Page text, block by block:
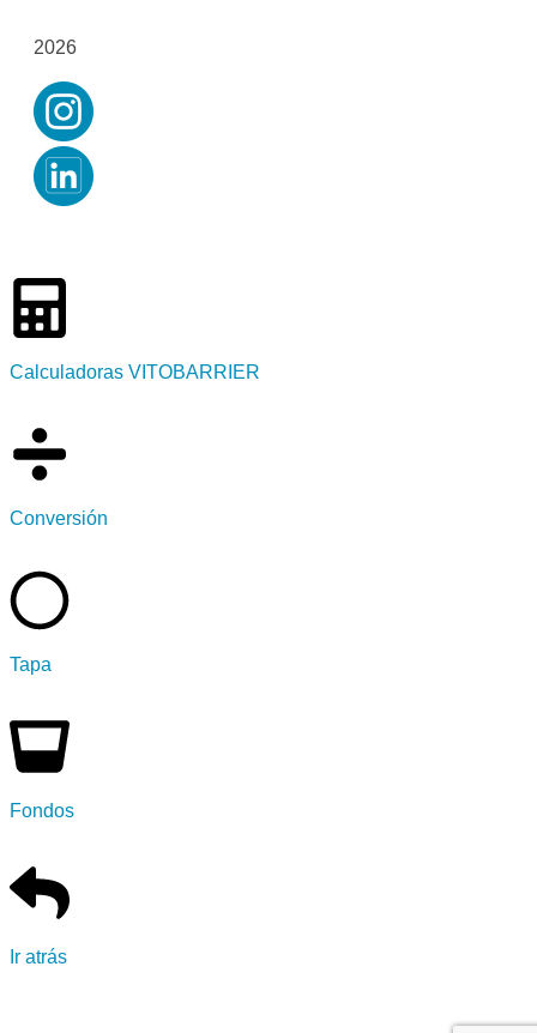
2026
Calculadoras VITOBARRIER
Conversión
Tapa
Fondos
Ir atrás